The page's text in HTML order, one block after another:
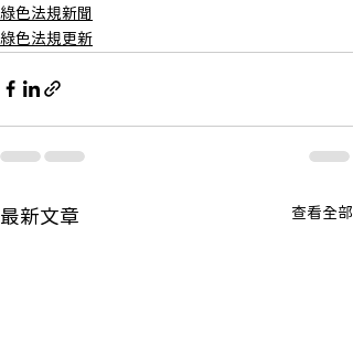
綠色法規新聞
綠色法規更新
最新文章 查看全部